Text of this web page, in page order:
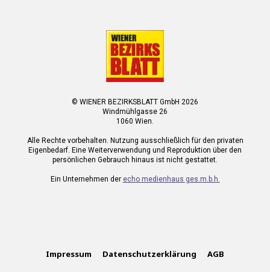
© WIENER BEZIRKSBLATT GmbH 2026
Windmühlgasse 26
1060 Wien.
Alle Rechte vorbehalten. Nutzung ausschließlich für den privaten
Eigenbedarf. Eine Weiterverwendung und Reproduktion über den
persönlichen Gebrauch hinaus ist nicht gestattet.
Ein Unternehmen der echo medienhaus ges.m.b.h.
Impressum Datenschutzerklärung AGB